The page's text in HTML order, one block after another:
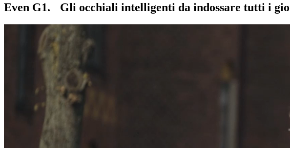
Even G1. Gli occhiali intelligenti da indossare tutti i